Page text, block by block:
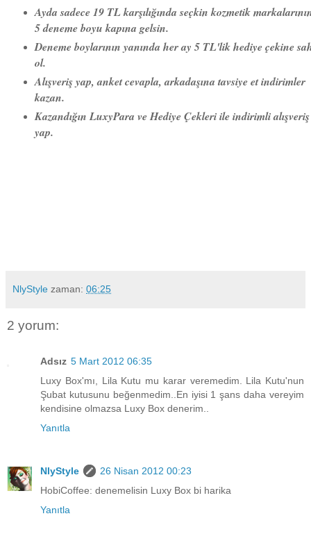
Ayda sadece 19 TL karşılığında seçkin kozmetik
5 deneme boyu kapına gelsin.
Deneme boylarının yanında her ay 5 TL'lik hediye çekine
ol.
Alışveriş yap, anket cevapla, arkadaşına tavsiye et indirimler
kazan.
Kazandığın LuxyPara ve Hediye Çekleri ile indirimli alışveriş
yap.
NlyStyle zaman: 06:25
2 yorum:
Adsız 5 Mart 2012 06:35
Luxy Box'mı, Lila Kutu mu karar veremedim. Lila Kutu'nun
Şubat kutusunu beğenmedim..En iyisi 1 şans daha vereyim
kendisine olmazsa Luxy Box denerim..
Yanıtla
NlyStyle
26 Nisan 2012 00:23
HobiCoffee: denemelisin Luxy Box bi harika
Yanıtla